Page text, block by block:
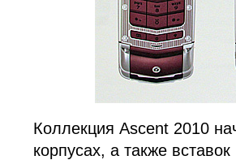
Коллекция Ascent 2010
корпусах, а также